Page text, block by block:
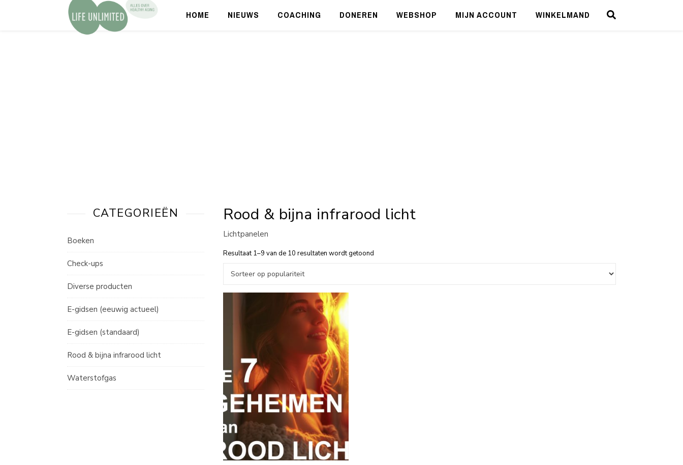
HOME NIEUWS COACHING DONEREN WEBSHOP MIJN ACCOUNT WINKELMAND
CATEGORIEËN
Boeken
Check-ups
Diverse producten
E-gidsen (eeuwig actueel)
E-gidsen (standaard)
Rood & bijna infrarood licht
Waterstofgas
Rood & bijna infrarood licht
Lichtpanelen
Resultaat 1–9 van de 10 resultaten wordt getoond